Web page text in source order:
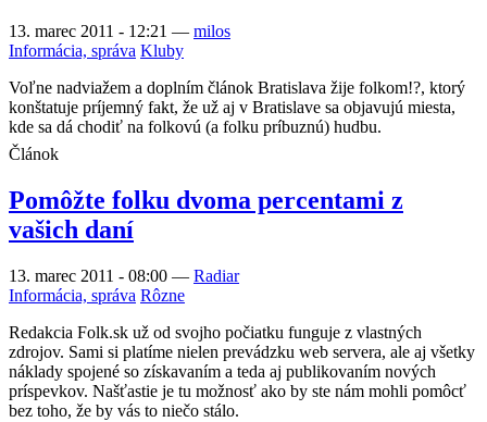
13. marec 2011 - 12:21 — milos
Informácia, správa Kluby
Voľne nadviažem a doplním článok Bratislava žije folkom!?, ktorý
konštatuje príjemný fakt, že už aj v Bratislave sa objavujú miesta,
kde sa dá chodiť na folkovú (a folku príbuznú) hudbu.
Článok
Pomôžte folku dvoma percentami z
vašich daní
13. marec 2011 - 08:00 — Radiar
Informácia, správa Rôzne
Redakcia Folk.sk už od svojho počiatku funguje z vlastných
zdrojov. Sami si platíme nielen prevádzku web servera, ale aj všetky
náklady spojené so získavaním a teda aj publikovaním nových
príspevkov. Našťastie je tu možnosť ako by ste nám mohli pomôcť
bez toho, že by vás to niečo stálo.